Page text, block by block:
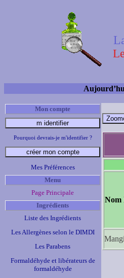
Mon compte
Pourquoi devrais-je m'identifier ?
Mes Préférences
Menu
Page Principale
Ingrédients
Liste des Ingrédients
Les Allergènes selon le DIMDI
Les Parabens
Formaldéhyde et libérateurs de
formaldéhyde
Nom